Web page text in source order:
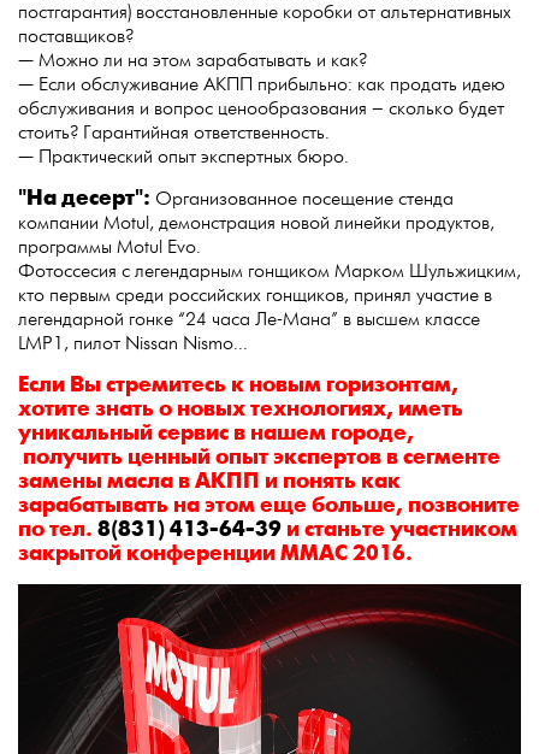
постгарантия) восстановленные коробки от альтернативных
поставщиков?
— Можно ли на этом зарабатывать и как?
— Если обслуживание АКПП прибыльно: как продать идею
обслуживания и вопрос ценообразования – сколько будет
стоить? Гарантийная ответственность.
— Практический опыт экспертных бюро.
"На десерт": Организованное посещение стенда
компании Motul, демонстрация новой линейки продуктов,
программы Motul Evo.
Фотоссесия с легендарным гонщиком Марком Шульжицким,
кто первым среди российских гонщиков, принял участие в
легендарной гонке “24 часа Ле-Мана” в высшем классе
LMP1, пилот Nissan Nismo...
Если Вы стремитесь к новым горизонтам,
хотите знать о новых технологиях, иметь
уникальный сервис в нашем городе,
получить ценный опыт экспертов в сегменте
замены масла в АКПП и понять как
зарабатывать на этом еще больше, позвоните
по тел. 8(831) 413-64-39 и станьте участником
закрытой конференции MMAC 2016.